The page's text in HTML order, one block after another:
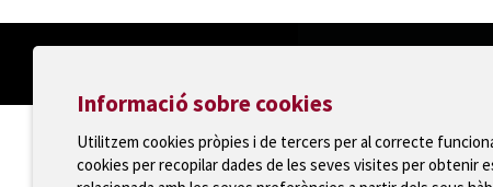
Informació sobre cookies
Utilitzem cookies pròpies i de tercers per al correcte
cookies per recopilar dades de les seves visites per